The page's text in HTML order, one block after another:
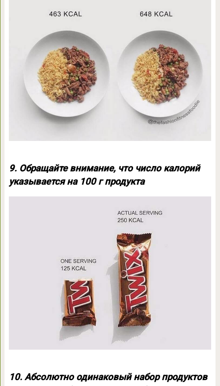
9. Обращайте внимание, что число калорий
указывается на 100 г продукта
10. Абсолютно одинаковый набор продуктов